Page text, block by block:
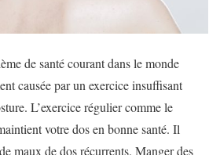
de santé courant dans le monde
causée par un exercice insuffisant
L’exercice régulier comme le
votre dos en bonne santé. Il
maux de dos récurrents. Manger des